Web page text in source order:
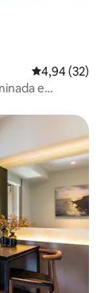
Classificação
4,94 (32)
e